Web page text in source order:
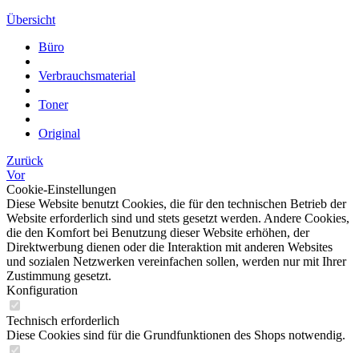
Übersicht
Büro
Verbrauchsmaterial
Toner
Original
Zurück
Vor
Cookie-Einstellungen
Diese Website benutzt Cookies, die für den technischen Betrieb der
Website erforderlich sind und stets gesetzt werden. Andere Cookies,
die den Komfort bei Benutzung dieser Website erhöhen, der
Direktwerbung dienen oder die Interaktion mit anderen Websites
und sozialen Netzwerken vereinfachen sollen, werden nur mit Ihrer
Zustimmung gesetzt.
Konfiguration
Technisch erforderlich
Diese Cookies sind für die Grundfunktionen des Shops notwendig.